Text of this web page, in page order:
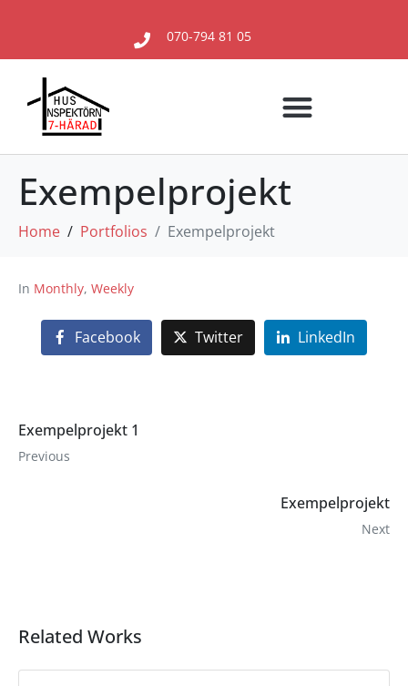
070-794 81 05
Exempelprojekt
Home Portfolios Exempelprojekt
In Monthly, Weekly
Facebook Twitter LinkedIn
Exempelprojekt 1
Previous
Exempelprojekt
Next
Related Works